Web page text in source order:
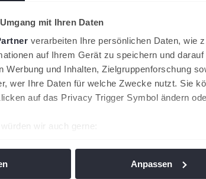
mit Ihren Daten
verarbeiten Ihre persönlichen Daten, wie
auf Ihrem Gerät zu speichern und
Werbung und Inhalten, Zielgruppenforschung
wer Ihre Daten für welche Zwecke nutzt. Sie
auf das Privacy Trigger Symbol ändern
wir auch gerne:
Anpassen